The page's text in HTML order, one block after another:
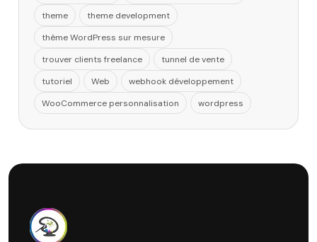
theme
theme development
thème WordPress sur mesure
trouver clients freelance
tunnel de vente
tutoriel
Web
webhook développement
WooCommerce personnalisation
wordpress